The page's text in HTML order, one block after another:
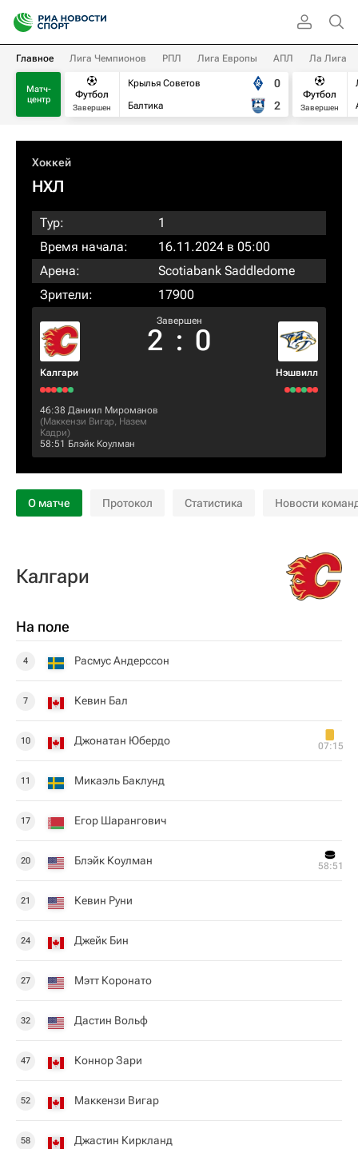
Главное Лига Чемпионов РПЛ Лига Европы АПЛ Ла Лига
Матч-
центр
Футбол
Завершен
Крылья Советов
Балтика
0
2
Футбол
Завершен
Хоккей
НХЛ
Тур:
1
Время начала:
16.11.2024 в 05:00
Арена:
Scotiabank Saddledome
Зрители:
17900
Калгари
Завершен
2 : 0
Нэшвилл
46:38 Даниил Мироманов
(Маккензи Вигар, Назем
Кадри)
58:51 Блэйк Коулман
О матче Протокол Статистика Новости
Калгари
На поле
4 Расмус Андерссон
7 Кевин Бал
10 Джонатан Юбердо 07:15
11 Микаэль Баклунд
17 Егор Шарангович
20 Блэйк Коулман 58:51
21 Кевин Руни
24 Джейк Бин
27 Мэтт Коронато
32 Дастин Вольф
47 Коннор Зари
52 Маккензи Вигар
58 Джастин Киркланд